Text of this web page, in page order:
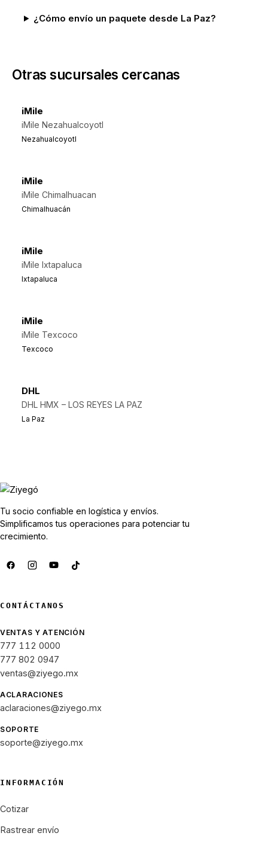
¿Cómo envío un paquete desde La Paz?
Otras sucursales cercanas
iMile
iMile Nezahualcoyotl
Nezahualcoyotl
iMile
iMile Chimalhuacan
Chimalhuacán
iMile
iMile Ixtapaluca
Ixtapaluca
iMile
iMile Texcoco
Texcoco
DHL
DHL HMX – LOS REYES LA PAZ
La Paz
Tu socio confiable en logística y envíos.
Simplificamos tus operaciones para potenciar tu
crecimiento.
CONTÁCTANOS
VENTAS Y ATENCIÓN
777 112 0000
777 802 0947
ventas@ziyego.mx
ACLARACIONES
aclaraciones@ziyego.mx
SOPORTE
soporte@ziyego.mx
INFORMACIÓN
Cotizar
Rastrear envío